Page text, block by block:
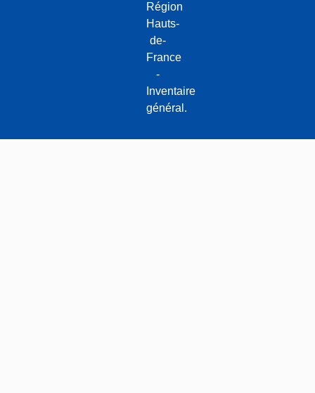
Région
Hauts-
de-
France
-
Inventaire
général.